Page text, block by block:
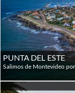
PUNTA DEL ESTE